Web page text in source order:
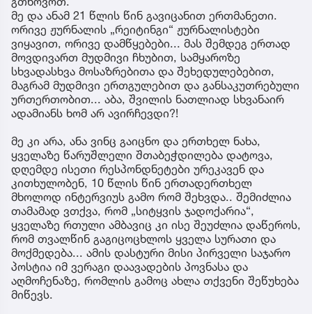
მე და ანამ 21 წლის წინ გავიცანით ერთმანეთი.
ორივე ჟურნალის „რეიტინგი“ ჟურნალისტები
ვიყავით, ორივე დამწყებები... მას შემდეგ ერთად
მოვდივართ მუდმივი ჩხუბით, სამყაროზე
სხვადასხვა მოსაზრებითა და შეხედულებებით,
მაგრამ მუდმივი ერთგულებით და განსაკუთრებული
ურთერთობით... აბა, შვილის ნათლიად სხვანაირ
ადამიანს ხომ არ ავირჩევდი?!
მე კი არა, ანა ვინც გაიცნო და ერთხელ ნახა,
ყველაზე წარუშლელი შთაბეჭდილება დატოვა,
დღემდე ისეთი რესპონდნეტები ურეკავენ და
კითხულობენ, 10 წლის წინ ერთადერთხელ
მხოლოდ ინტერვიუს გამო რომ შეხვდა.. შემიძლია
თამამად ვთქვა, რომ „სიტყვის ჯადოქარია“,
ყველაზე რთული ამბავიც კი ისე შეუძლია დაწეროს,
რომ თვალწინ გაგიცოცხლოს ყველა სურათი და
მოქმედება... ამის დასტური მისი პირველი საჯარო
პოსტია იმ ვერაგი დაავადების პოვნასა და
აღმოჩენაზე, რომლის გამოც ახლა თქვენი შეწუხება
მიწევს.